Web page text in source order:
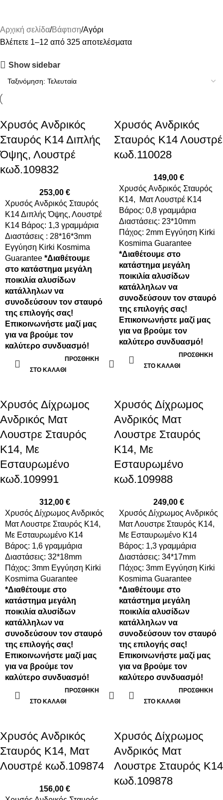
Αρχική σελίδα Βάφτιση Αγόρι
Βλέπετε 1–12 από 325 αποτελέσματα
Show sidebar
Xρυσός Ανδρικός
Σταυρός Κ14 Διπλής
Όψης, Λουστρέ
κωδ.109832
253,00 €
Xρυσός Ανδρικός Σταυρός
Κ14 Διπλής Όψης, Λουστρέ
K14 Βάρος: 1,3 γραμμάρια
Διαστάσεις : 28*16*3mm
Εγγύηση Kirki Kosmima
Guarantee *Διαθέτουμε
στο κατάστημα μεγάλη
ποικιλία αλυσίδων
κατάλληλων να
συνοδεύσουν τον σταυρό
της επιλογής σας!
Επικοινωνήστε μαζί μας
για να βρούμε τον
καλύτερο συνδυασμό!
ΠΡΟΣΘΉΚΗ
ΣΤΟ ΚΑΛΆΘΙ
Xρυσός Ανδρικός
Σταυρός Κ14 Λουστρέ
κωδ.110028
149,00 €
Xρυσός Ανδρικός Σταυρός
Κ14, Ματ Λουστρέ K14
Βάρος: 0,8 γραμμάρια
Διαστάσεις: 23*10mm
Πάχος: 2mm Εγγύηση Kirki
Kosmima Guarantee
*Διαθέτουμε στο
κατάστημα μεγάλη
ποικιλία αλυσίδων
κατάλληλων να
συνοδεύσουν τον σταυρό
της επιλογής σας!
Επικοινωνήστε μαζί μας
για να βρούμε τον
καλύτερο συνδυασμό!
ΠΡΟΣΘΉΚΗ
ΣΤΟ ΚΑΛΆΘΙ
Xρυσός Δίχρωμος
Ανδρικός Ματ
Λουστρε Σταυρός
Κ14, Με
Εσταυρωμένο
κωδ.109991
312,00 €
Xρυσός Δίχρωμος Ανδρικός
Ματ Λουστρε Σταυρός Κ14,
Με Εσταυρωμένο K14
Βάρος: 1,6 γραμμάρια
Διαστάσεις: 32*18mm
Πάχος: 3mm Εγγύηση Kirki
Kosmima Guarantee
*Διαθέτουμε στο
κατάστημα μεγάλη
ποικιλία αλυσίδων
κατάλληλων να
συνοδεύσουν τον σταυρό
της επιλογής σας!
Επικοινωνήστε μαζί μας
για να βρούμε τον
καλύτερο συνδυασμό!
ΠΡΟΣΘΉΚΗ
ΣΤΟ ΚΑΛΆΘΙ
Xρυσός Δίχρωμος
Ανδρικός Ματ
Λουστρε Σταυρός
Κ14, Με
Εσταυρωμένο
κωδ.109988
249,00 €
Xρυσός Δίχρωμος Ανδρικός
Ματ Λουστρε Σταυρός Κ14,
Με Εσταυρωμένο K14
Βάρος: 1,3 γραμμάρια
Διαστάσεις: 34*17mm
Πάχος: 3mm Εγγύηση Kirki
Kosmima Guarantee
*Διαθέτουμε στο
κατάστημα μεγάλη
ποικιλία αλυσίδων
κατάλληλων να
συνοδεύσουν τον σταυρό
της επιλογής σας!
Επικοινωνήστε μαζί μας
για να βρούμε τον
καλύτερο συνδυασμό!
ΠΡΟΣΘΉΚΗ
ΣΤΟ ΚΑΛΆΘΙ
Xρυσός Ανδρικός
Σταυρός Κ14, Ματ
Λουστρέ κωδ.109874
156,00 €
Xρυσός Δίχρωμος
Ανδρικός Ματ
Λουστρε Σταυρός Κ14
κωδ.109878